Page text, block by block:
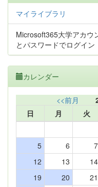
マイライブラリ
Microsoft365大学アカウ
とパスワードでログイン
カレンダー
<<前月
日
月 火
5
6 7
12
13 14
19
20 21